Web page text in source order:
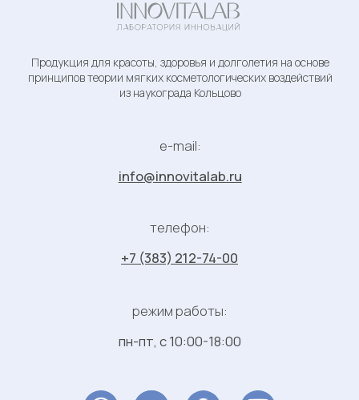
Политика конфиденциальности
Разработка сайта: Васильева Анна
бьюти сферы
Партнеры
Блог
соли для ванн
осмотического